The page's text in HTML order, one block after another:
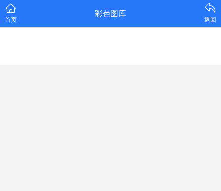
首页
彩色图库
返回